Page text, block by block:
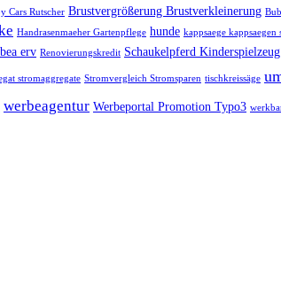
Cars Rutscher Brustvergrößerung Brustverkleinerung
Handrasenmaeher Gartenpflege hunde kappsaege kappsaegen
erv Renovierungskredit Schaukelpferd Kinderspielzeug
stromaggregate Stromvergleich Stromsparen tischkreissäge
werbeagentur Werbeportal Promotion Typo3